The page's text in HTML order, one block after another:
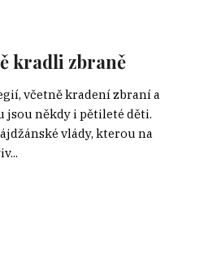
kradli zbraně
včetně kradení zbraní a
jsou někdy i pětileté děti.
vlády, kterou na